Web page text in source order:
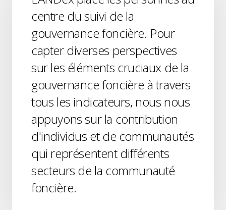
centre du suivi de la
gouvernance foncière. Pour
capter diverses perspectives
sur les éléments cruciaux de la
gouvernance foncière à travers
tous les indicateurs, nous nous
appuyons sur la contribution
d'individus et de communautés
qui représentent différents
secteurs de la communauté
foncière.